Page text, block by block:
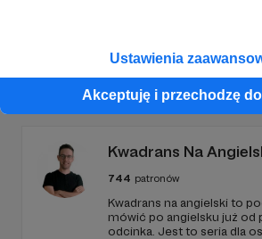
Ustawienia
Akceptuję i przechodzę
Promowani autorzy
Kwadrans Na
744 patronów
Kwadrans na angielski to
mówić po angielsku już od
odcinka. Jest to seria dla